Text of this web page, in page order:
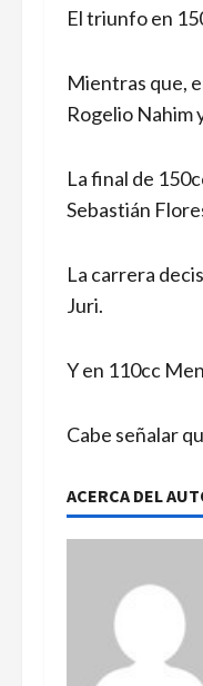
El triunfo en
Mientras que,
Rogelio Nahim
La final de
Sebastián
La carrera
Juri.
Y en 110cc
Cabe señalar
ACERCA DEL